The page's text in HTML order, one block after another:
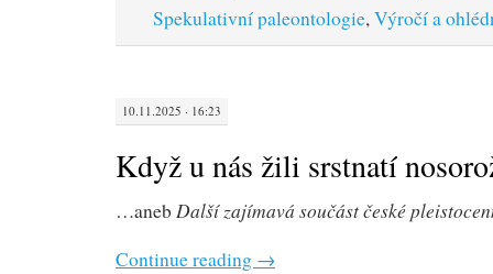
Spekulativní paleontologie, Výročí a
10.11.2025 · 16:23
Když u nás žili srstnatí
…aneb Další zajímavá součást české
Continue reading →